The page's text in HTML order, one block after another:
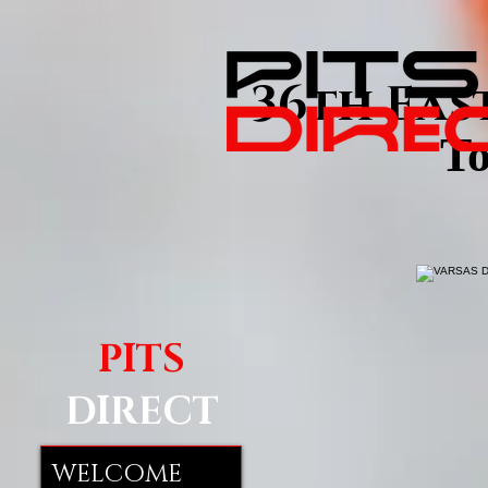
36th
PITS
DIRECT
WELCOME